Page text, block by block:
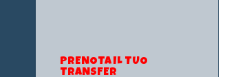
PRENOTA IL TUO
TRANSFER